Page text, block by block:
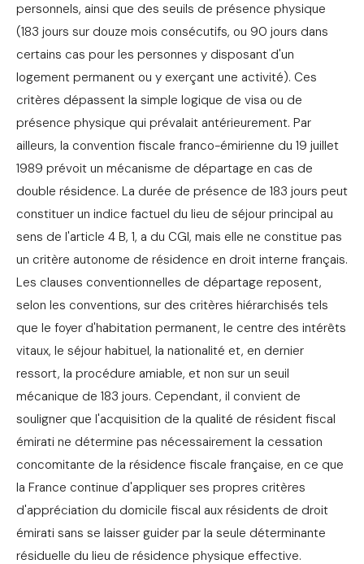
personnels, ainsi que des seuils de présence physique
(183 jours sur douze mois consécutifs, ou 90 jours dans
certains cas pour les personnes y disposant d'un
logement permanent ou y exerçant une activité). Ces
critères dépassent la simple logique de visa ou de
présence physique qui prévalait antérieurement. Par
ailleurs, la convention fiscale franco-émirienne du 19 juillet
1989 prévoit un mécanisme de départage en cas de
double résidence. La durée de présence de 183 jours peut
constituer un indice factuel du lieu de séjour principal au
sens de l'article 4 B, 1, a du CGI, mais elle ne constitue pas
un critère autonome de résidence en droit interne français.
Les clauses conventionnelles de départage reposent,
selon les conventions, sur des critères hiérarchisés tels
que le foyer d'habitation permanent, le centre des intérêts
vitaux, le séjour habituel, la nationalité et, en dernier
ressort, la procédure amiable, et non sur un seuil
mécanique de 183 jours. Cependant, il convient de
souligner que l'acquisition de la qualité de résident fiscal
émirati ne détermine pas nécessairement la cessation
concomitante de la résidence fiscale française, en ce que
la France continue d'appliquer ses propres critères
d'appréciation du domicile fiscal aux résidents de droit
émirati sans se laisser guider par la seule déterminante
résiduelle du lieu de résidence physique effective.